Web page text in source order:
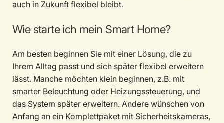
auch in Zukunft flexibel bleibt.
Wie starte ich mein Smart Home?
Am besten beginnen Sie mit einer Lösung, die zu
Ihrem Alltag passt und sich später flexibel erweitern
lässt. Manche möchten klein beginnen, z.B. mit
smarter Beleuchtung oder Heizungssteuerung, und
das System später erweitern. Andere wünschen von
Anfang an ein Komplettpaket mit Sicherheitskameras,